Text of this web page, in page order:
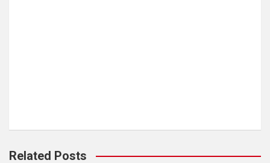
Related Posts